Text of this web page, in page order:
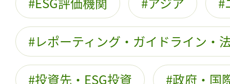
レポーティング・ガイドライン・
投資先・ESG投資 政府・国